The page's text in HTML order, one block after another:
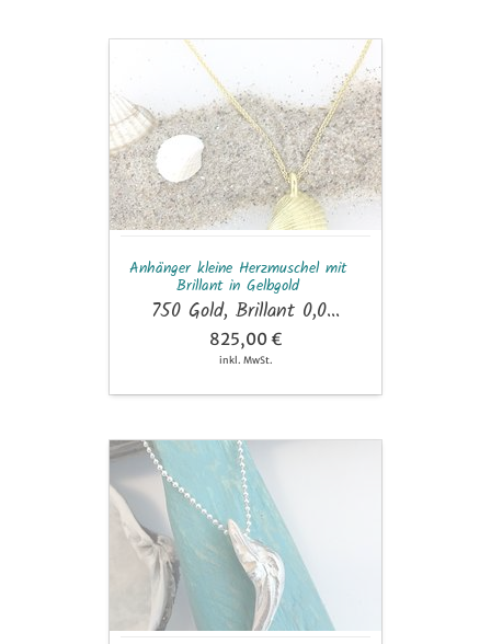
Anhänger
Herzmuschel
mit
Brillant
in
Gelbgold
Anhänger kleine Herzmuschel mit
Brillant in Gelbgold
750 Gold, Brillant 0,0...
825,00 €
inkl. MwSt.
Anhänger
Islandmuschel
Silber